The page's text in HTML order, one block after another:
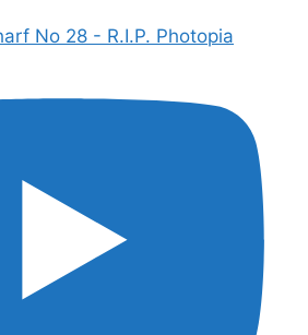
No 28 - R.I.P. Photopia